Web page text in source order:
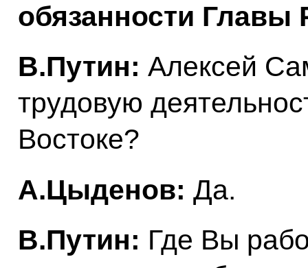
обязанности Главы
В.Путин: Алексей
трудовую
Востоке?
А.Цыденов: Да.
В.Путин: Где Вы